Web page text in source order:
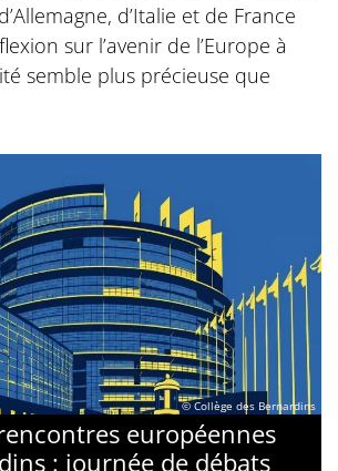
d’Italie et de France
sur l’avenir de l’Europe à
semble plus précieuse que
© Collège des Bernardins
européennes
: journée de débats